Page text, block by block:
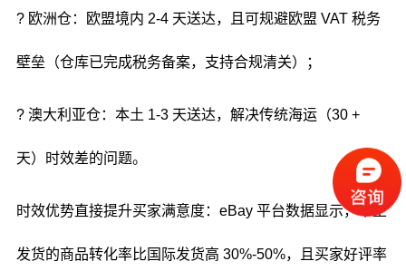
? 欧洲仓：欧盟境内 2-4 天送达，且可规避欧盟 VAT 税务
壁垒（仓库已完成税务备案，支持合规清关）；
? 澳大利亚仓：本土 1-3 天送达，解决传统海运（30 +
天）时效差的问题。
时效优势直接提升买家满意度：eBay 平台数据显示，本土
发货的商品转化率比国际发货高 30%-50%，且买家好评率